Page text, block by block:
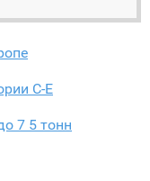
С-Е
7 5 тонн